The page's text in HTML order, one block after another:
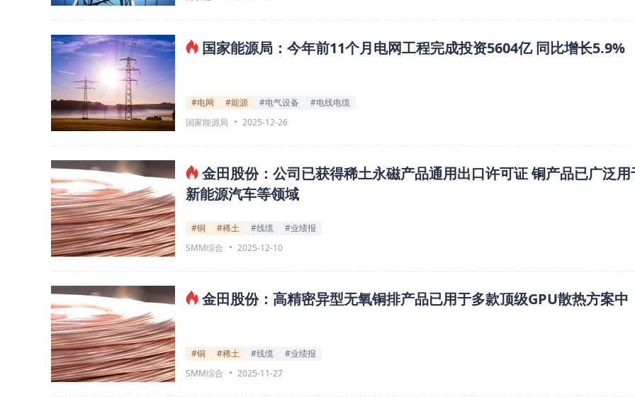
国家能源局：今年前11个月电网工程完成投资5604亿 同比增长5.9%
#电网 #能源 #电气设备
#电线电缆
国家能源局
2025-12-26
金田股份：公司已获得稀土永磁产品通用出口许可证 铜产品已广泛用
新能源汽车等领域
#铜 #稀土 #线缆
#业绩报
SMM综合
2025-12-10
金田股份：高精密异型无氧铜排产品已用于多款顶级GPU散热方案中
#铜 #稀土 #线缆
#业绩报
SMM综合
2025-11-27